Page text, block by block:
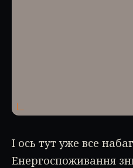
І ось тут уже все
Енергоспоживання